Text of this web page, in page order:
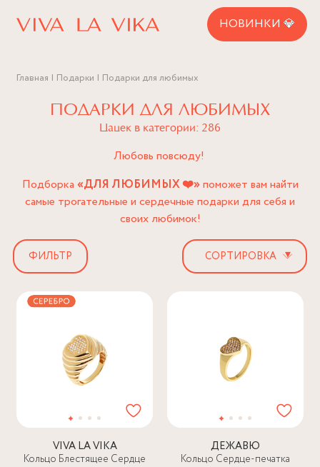
НОВИНКИ 💎
Главная Подарки Подарки для любимых
ПОДАРКИ ДЛЯ ЛЮБИМЫХ
Цацек в категории: 286
Любовь повсюду!
Подборка «ДЛЯ ЛЮБИМЫХ ❤️»поможет вам найти
самые трогательные и сердечные подарки для себя и
своих любимок!
ФИЛЬТР ▾
VIVA LA VIKA
Кольцо Блестящее Сердце
ДЕЖАВЮ
Кольцо Сердце-печатка